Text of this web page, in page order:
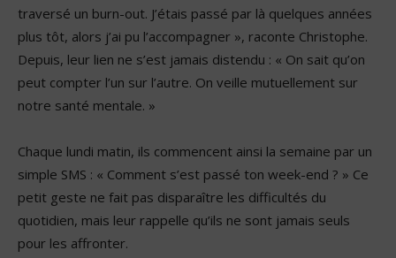
traversé un burn-out. J’étais passé par là quelques années
plus tôt, alors j’ai pu l’accompagner », raconte Christophe.
Depuis, leur lien ne s’est jamais distendu : « On sait qu’on
peut compter l’un sur l’autre. On veille mutuellement sur
notre santé mentale. »
Chaque lundi matin, ils commencent ainsi la semaine par un
simple SMS : « Comment s’est passé ton week-end ? » Ce
petit geste ne fait pas disparaître les difficultés du
quotidien, mais leur rappelle qu’ils ne sont jamais seuls
pour les affronter.